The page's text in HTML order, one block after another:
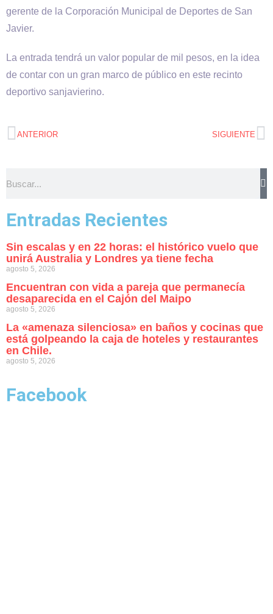
gerente de la Corporación Municipal de Deportes de San
Javier.
La entrada tendrá un valor popular de mil pesos, en la idea
de contar con un gran marco de público en este recinto
deportivo sanjavierino.
ANTERIOR SIGUIENTE
Entradas Recientes
Sin escalas y en 22 horas: el histórico vuelo que
unirá Australia y Londres ya tiene fecha
agosto 5, 2026
Encuentran con vida a pareja que permanecía
desaparecida en el Cajón del Maipo
agosto 5, 2026
La «amenaza silenciosa» en baños y cocinas que
está golpeando la caja de hoteles y restaurantes
en Chile.
agosto 5, 2026
Facebook